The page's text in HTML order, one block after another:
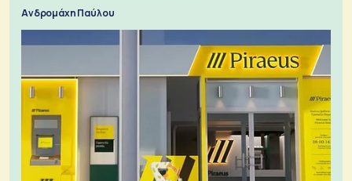
Ανδρομάχη Παύλου